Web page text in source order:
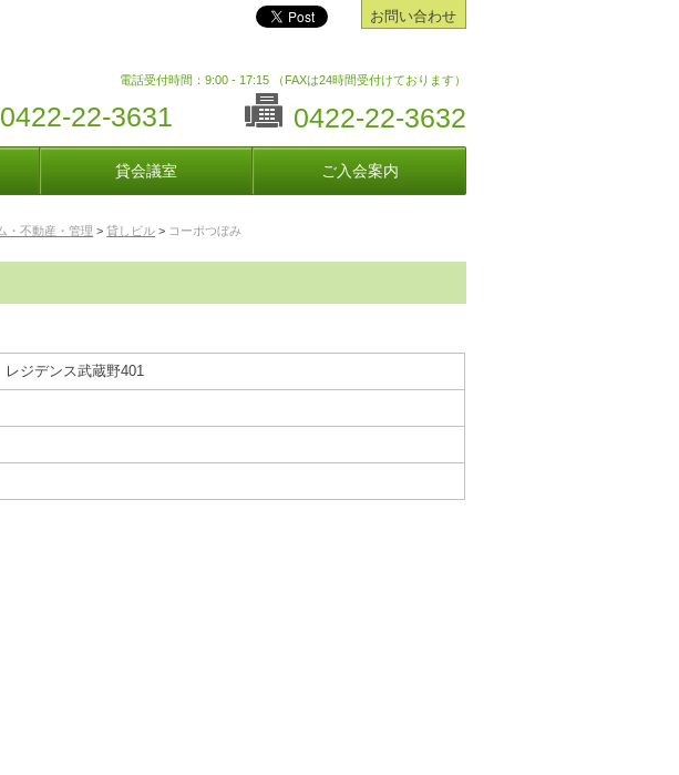
お問い合わせ
電話受付時間：9:00 - 17:15 （FAXは24時間受付けております）
0422-22-3631 0422-22-3632
貸会議室 ご入会案内
・不動産・管理 >貸しビル > コーポつぼみ
ジデンス武蔵野401